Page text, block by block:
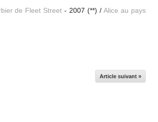
de Fleet Street - 2007 (**) /Alice au pays
Article suivant »